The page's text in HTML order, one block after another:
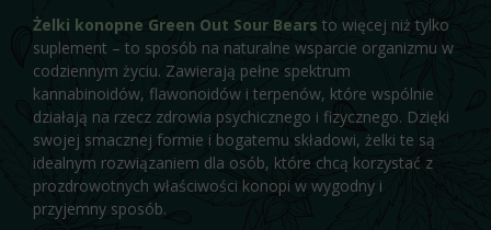
Żelki konopne Green Out Sour Bears to więcej niż tylko
suplement – to sposób na naturalne wsparcie organizmu w
codziennym życiu. Zawierają pełne spektrum
kannabinoidów, flawonoidów i terpenów, które wspólnie
działają na rzecz zdrowia psychicznego i fizycznego. Dzięki
swojej smacznej formie i bogatemu składowi, żelki te są
idealnym rozwiązaniem dla osób, które chcą korzystać z
prozdrowotnych właściwości konopi w wygodny i
przyjemny sposób.